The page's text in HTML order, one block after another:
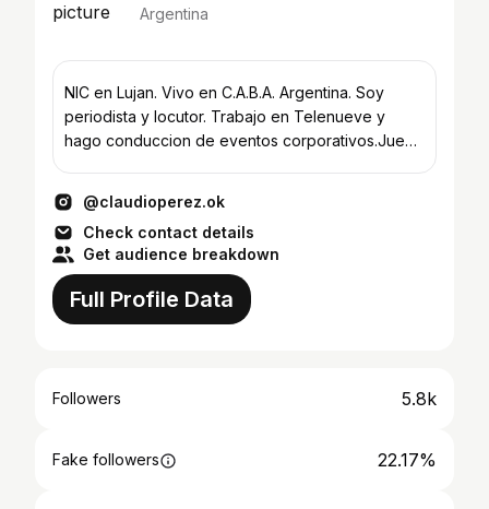
Argentina
NIC en Lujan. Vivo en C.A.B.A. Argentina. Soy
periodista y locutor. Trabajo en Telenueve y
hago conduccion de eventos corporativos.Juego
@claudioperez.ok
Check contact details
Get audience breakdown
Full Profile Data
Followers 5.8k
Fake followers 22.17%